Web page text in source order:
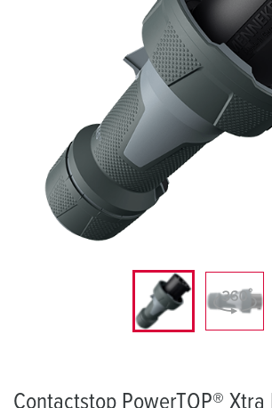
Contactstop PowerTOP® Xtra